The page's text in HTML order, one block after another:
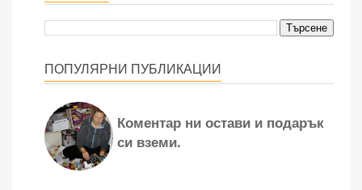
ПОПУЛЯРНИ ПУБЛИКАЦИИ
Коментар ни остави и подарък
си вземи.